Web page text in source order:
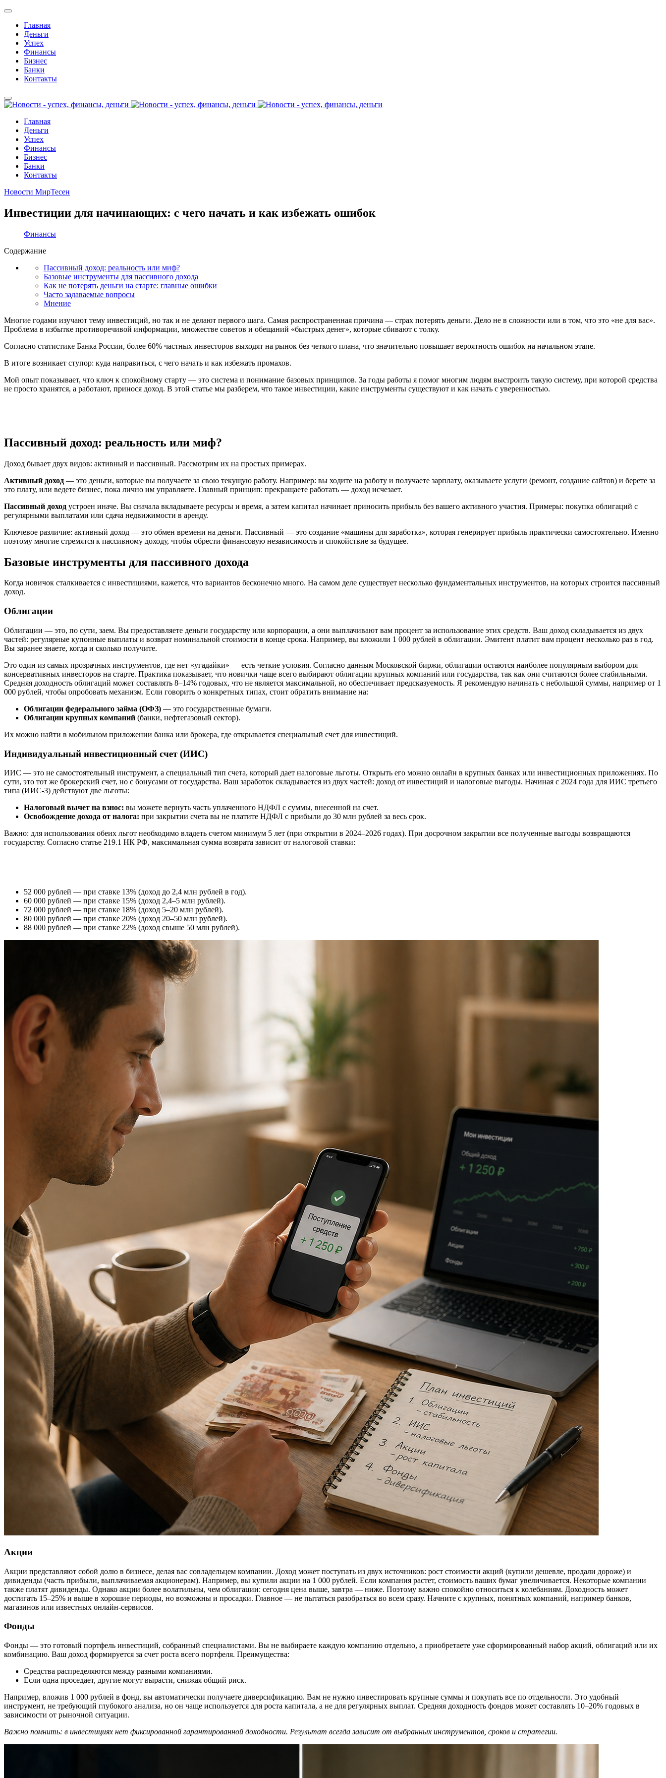
Главная
Деньги
Успех
Финансы
Бизнес
Банки
Контакты
Главная
Деньги
Успех
Финансы
Бизнес
Банки
Контакты
Новости МирТесен
Инвестиции для начинающих: с чего начать и как избежать ошибок
Финансы
Содержание
Пассивный доход: реальность или миф?
Базовые инструменты для пассивного дохода
Как не потерять деньги на старте: главные ошибки
Часто задаваемые вопросы
Мнение
Многие годами изучают тему инвестиций, но так и не делают первого шага. Самая распространенная причина — страх потерять деньги. Дело не в сложности или в том, что это «не для вас».
Проблема в избытке противоречивой информации, множестве советов и обещаний «быстрых денег», которые сбивают с толку.
Согласно статистике Банка России, более 60% частных инвесторов выходят на рынок без четкого плана, что значительно повышает вероятность ошибок на начальном этапе.
В итоге возникает ступор: куда направиться, с чего начать и как избежать промахов.
Мой опыт показывает, что ключ к спокойному старту — это система и понимание базовых принципов. За годы работы я помог многим людям выстроить такую систему, при которой средства
не просто хранятся, а работают, принося доход. В этой статье мы разберем, что такое инвестиции, какие инструменты существуют и как начать с уверенностью.
Пассивный доход: реальность или миф?
Доход бывает двух видов: активный и пассивный. Рассмотрим их на простых примерах.
Активный доход — это деньги, которые вы получаете за свою текущую работу. Например: вы ходите на работу и получаете зарплату, оказываете услуги (ремонт, создание сайтов) и берете за
это плату, или ведете бизнес, пока лично им управляете. Главный принцип: прекращаете работать — доход исчезает.
Пассивный доход устроен иначе. Вы сначала вкладываете ресурсы и время, а затем капитал начинает приносить прибыль без вашего активного участия. Примеры: покупка облигаций с
регулярными выплатами или сдача недвижимости в аренду.
Ключевое различие: активный доход — это обмен времени на деньги. Пассивный — это создание «машины для заработка», которая генерирует прибыль практически самостоятельно. Именно
поэтому многие стремятся к пассивному доходу, чтобы обрести финансовую независимость и спокойствие за будущее.
Базовые инструменты для пассивного дохода
Когда новичок сталкивается с инвестициями, кажется, что вариантов бесконечно много. На самом деле существует несколько фундаментальных инструментов, на которых строится пассивный
доход.
Облигации
Облигации — это, по сути, заем. Вы предоставляете деньги государству или корпорации, а они выплачивают вам процент за использование этих средств. Ваш доход складывается из двух
частей: регулярные купонные выплаты и возврат номинальной стоимости в конце срока. Например, вы вложили 1 000 рублей в облигации. Эмитент платит вам процент несколько раз в год.
Вы заранее знаете, когда и сколько получите.
Это один из самых прозрачных инструментов, где нет «угадайки» — есть четкие условия. Согласно данным Московской биржи, облигации остаются наиболее популярным выбором для
консервативных инвесторов на старте. Практика показывает, что новички чаще всего выбирают облигации крупных компаний или государства, так как они считаются более стабильными.
Средняя доходность облигаций может составлять 8–14% годовых, что не является максимальной, но обеспечивает предсказуемость. Я рекомендую начинать с небольшой суммы, например от 1
000 рублей, чтобы опробовать механизм. Если говорить о конкретных типах, стоит обратить внимание на:
Облигации федерального займа (ОФЗ) — это государственные бумаги.
Облигации крупных компаний (банки, нефтегазовый сектор).
Их можно найти в мобильном приложении банка или брокера, где открывается специальный счет для инвестиций.
Индивидуальный инвестиционный счет (ИИС)
ИИС — это не самостоятельный инструмент, а специальный тип счета, который дает налоговые льготы. Открыть его можно онлайн в крупных банках или инвестиционных приложениях. По
сути, это тот же брокерский счет, но с бонусами от государства. Ваш заработок складывается из двух частей: доход от инвестиций и налоговые выгоды. Начиная с 2024 года для ИИС третьего
типа (ИИС-3) действуют две льготы:
Налоговый вычет на взнос: вы можете вернуть часть уплаченного НДФЛ с суммы, внесенной на счет.
Освобождение дохода от налога: при закрытии счета вы не платите НДФЛ с прибыли до 30 млн рублей за весь срок.
Важно: для использования обеих льгот необходимо владеть счетом минимум 5 лет (при открытии в 2024–2026 годах). При досрочном закрытии все полученные выгоды возвращаются
государству. Согласно статье 219.1 НК РФ, максимальная сумма возврата зависит от налоговой ставки:
52 000 рублей — при ставке 13% (доход до 2,4 млн рублей в год).
60 000 рублей — при ставке 15% (доход 2,4–5 млн рублей).
72 000 рублей — при ставке 18% (доход 5–20 млн рублей).
80 000 рублей — при ставке 20% (доход 20–50 млн рублей).
88 000 рублей — при ставке 22% (доход свыше 50 млн рублей).
Акции
Акции представляют собой долю в бизнесе, делая вас совладельцем компании. Доход может поступать из двух источников: рост стоимости акций (купили дешевле, продали дороже) и
дивиденды (часть прибыли, выплачиваемая акционерам). Например, вы купили акции на 1 000 рублей. Если компания растет, стоимость ваших бумаг увеличивается. Некоторые компании
также платят дивиденды. Однако акции более волатильны, чем облигации: сегодня цена выше, завтра — ниже. Поэтому важно спокойно относиться к колебаниям. Доходность может
достигать 15–25% и выше в хорошие периоды, но возможны и просадки. Главное — не пытаться разобраться во всем сразу. Начните с крупных, понятных компаний, например банков,
магазинов или известных онлайн-сервисов.
Фонды
Фонды — это готовый портфель инвестиций, собранный специалистами. Вы не выбираете каждую компанию отдельно, а приобретаете уже сформированный набор акций, облигаций или их
комбинацию. Ваш доход формируется за счет роста всего портфеля. Преимущества:
Средства распределяются между разными компаниями.
Если одна проседает, другие могут вырасти, снижая общий риск.
Например, вложив 1 000 рублей в фонд, вы автоматически получаете диверсификацию. Вам не нужно инвестировать крупные суммы и покупать все по отдельности. Это удобный
инструмент, не требующий глубокого анализа, но он чаще используется для роста капитала, а не для регулярных выплат. Средняя доходность фондов может составлять 10–20% годовых в
зависимости от рыночной ситуации.
Важно помнить: в инвестициях нет фиксированной гарантированной доходности. Результат всегда зависит от выбранных инструментов, сроков и стратегии.